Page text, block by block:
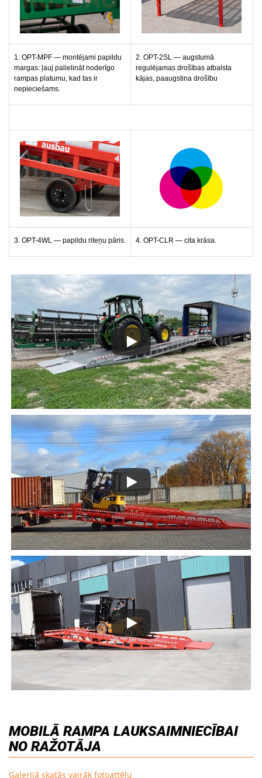
1. OPT-MPF — montējami papildu
margas: ļauj palielināt noderīgo
rampas platumu, kad tas ir
nepieciešams.
2. OPT-2SL — augstumā
regulējamas drošības atbalsta
kājas, paaugstina drošību
3. OPT-4WL — papildu riteņu pāris. 4. OPT-CLR — cita krāsa.
MOBILĀ RAMPA LAUKSAIMNIECĪBAI
NO RAŽOTĀJA
Galerijā skatās vairāk fotoattēlu